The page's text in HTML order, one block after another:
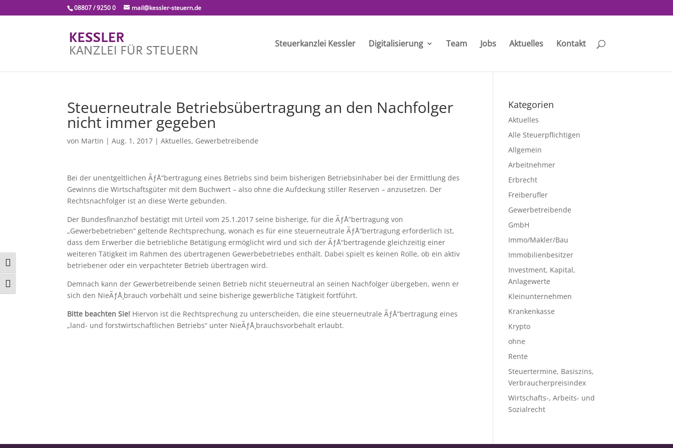
Umschalten auf hohe Kontraste
Schrift vergrößern
08807 / 9250 0 mail@kessler-steuern.de
Steuerkanzlei Kessler Digitalisierung Team Jobs Aktuelles Kontakt
Steuerneutrale Betriebsübertragung an den Nachfolger
nicht immer gegeben
von Martin |Aug. 1, 2017 |Aktuelles, Gewerbetreibende
Bei der unentgeltlichen ÃƒÅ“bertragung eines Betriebs sind beim bisherigen Betriebsinhaber bei der Ermittlung des
Gewinns die Wirtschaftsgüter mit dem Buchwert – also ohne die Aufdeckung stiller Reserven – anzusetzen. Der
Rechtsnachfolger ist an diese Werte gebunden.
Der Bundesfinanzhof bestätigt mit Urteil vom 25.1.2017 seine bisherige, für die ÃƒÅ“bertragung von
„Gewerbebetrieben“ geltende Rechtsprechung, wonach es für eine steuerneutrale ÃƒÅ“bertragung erforderlich ist,
dass dem Erwerber die betriebliche Betätigung ermöglicht wird und sich der ÃƒÅ“bertragende gleichzeitig einer
weiteren Tätigkeit im Rahmen des übertragenen Gewerbebetriebes enthält. Dabei spielt es keinen Rolle, ob ein aktiv
betriebener oder ein verpachteter Betrieb übertragen wird.
Demnach kann der Gewerbetreibende seinen Betrieb nicht steuerneutral an seinen Nachfolger übergeben, wenn er
sich den NieÃƒÅ¸brauch vorbehält und seine bisherige gewerbliche Tätigkeit fortführt.
Bitte beachten Sie! Hiervon ist die Rechtsprechung zu unterscheiden, die eine steuerneutrale ÃƒÅ“bertragung eines
„land- und forstwirtschaftlichen Betriebs“ unter NieÃƒÅ¸brauchsvorbehalt erlaubt.
Kategorien
Aktuelles
Alle Steuerpflichtigen
Allgemein
Arbeitnehmer
Erbrecht
Freiberufler
Gewerbetreibende
GmbH
Immo/Makler/Bau
Immobilienbesitzer
Investment, Kapital,
Anlagewerte
Kleinunternehmen
Krankenkasse
Krypto
ohne
Rente
Steuertermine, Basiszins,
Verbraucherpreisindex
Wirtschafts-, Arbeits- und
Sozialrecht